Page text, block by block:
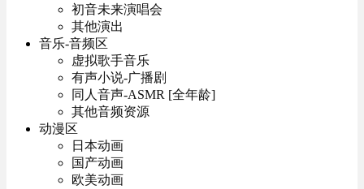
初音未来演唱会
其他演出
音乐-音频区
虚拟歌手音乐
有声小说-广播剧
同人音声-ASMR [全年龄]
其他音频资源
动漫区
日本动画
国产动画
欧美动画